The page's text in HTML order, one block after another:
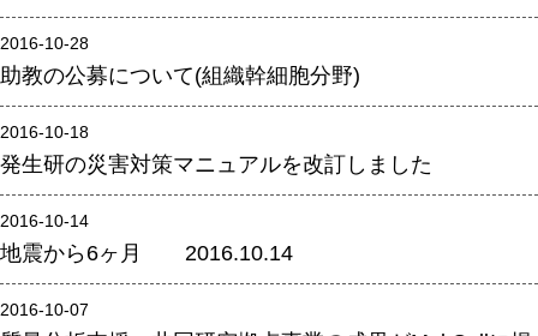
幹細胞誘導分野
腎臓発生分野
生殖発生分野
筋発生再生分野
入学・求人案内
2016-10-28
助教の公募について(組織幹細胞分野)
2016-10-18
発生研の災害対策マニュアルを改訂しました
2016-10-14
地震から6ヶ月 2016.10.14
2016-10-07